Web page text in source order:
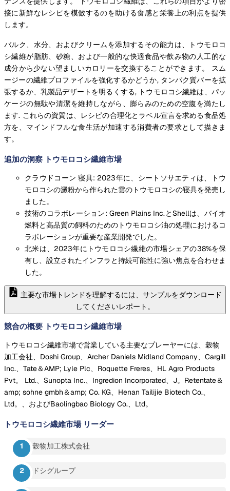
接に新鮮なレシピを模倣するのを助ける食感と栄養上の利点を提供
します。
バルク、水分、およびクリームを添加するその能力は、トウモロコ
シ繊維が脂肪、砂糖、および一般的な快適食品や飲み物の人工的な
成分から少ない望ましいカロリーを交換することができます。 スム
ージーの繊維プロファイルを強化するかどうか, タンパク質バーを拡
張するか、乳製品デザートを明るくする, トウモロコシ繊維は、パッ
ケージの無駄や清潔を維持しながら、膨らみのための空腹を満たし
ます. これらの資質は、レシピの合理化とラベル宣言を求める食品処
方を、マインドフルな食生活が加速する消費者の要求として描きま
す。
追加の洞察 トウモロコシ繊維市場
クラウドコーン 寝具: 2023年に、シートソサエティは、トウ
モロコシの澱粉から作られた雲のトウモロコシの寝具を発売し
ました。
技術のコラボレーション: Green Plains Inc.とShellは、バイオ
燃料と高品質の飼料のためのトウモロコシ油の処理におけるコ
ラボレーションが重要な産業開発でした。
北米は、2023年にトウモロコシ繊維の市場シェアの38%を保
有し、設立されたインフラと持続可能性に強い焦点を合わせま
した。
主要な市場トレンドを理解するには、サンプルをダウンロード
してくださいレポート。
競合の概要 トウモロコシ繊維市場
トウモロコシ繊維市場で営業している主要なプレーヤーには、穀物
加工会社、Doshi Group、Archer Daniels Midland Company、Cargill
Inc.、Tate＆AMP; Lyle Plc、Roquette Freres、HL Agro Products
Pvt。 Ltd.、Sunopta Inc.、Ingredion Incorporated、J。Retentate＆
amp; sohne gmbh＆amp; Co. KG、Henan Tailijie Biotech Co.、
Ltd。、およびBaolingbao Biology Co.、Ltd。
トウモロコシ繊維市場 リーダー
穀物加工株式会社
ドシグループ